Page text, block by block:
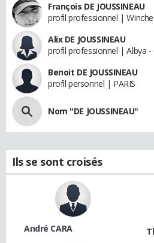
François DE JOUSSINEAU
profil professionnel |
Alix DE JOUSSINEAU
profil professionnel | Albya -
Benoit DE JOUSSINEAU
profil personnel | PARIS
Nom "DE JOUSSINEAU"
Ils se sont croisés
André CARA